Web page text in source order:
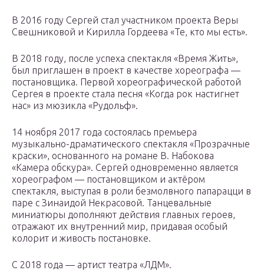
В 2016 году Сергей стал участником проекта Веры
Свешниковой и Кирилла Гордеева «Те, кто мы есть».
В 2018 году, после успеха спектакля «Время Жить»,
был приглашен в проект в качестве хореографа —
постановщика. Первой хореографической работой
Сергея в проекте стала песня «Когда рок настигнет
нас» из мюзикла «Рудольф».
14 ноября 2017 года состоялась премьера
музыкально-драматического спектакля «Прозрачные
краски», основанного на романе В. Набокова
«Камера обскура». Сергей одновременно является
хореографом — постановщиком и актёром
спектакля, выступая в роли безмолвного папарацци в
паре с Зинаидой Некрасовой. Танцевальные
миниатюры дополняют действия главных героев,
отражают их внутренний мир, придавая особый
колорит и живость постановке.
С 2018 года — артист театра «ЛДМ».